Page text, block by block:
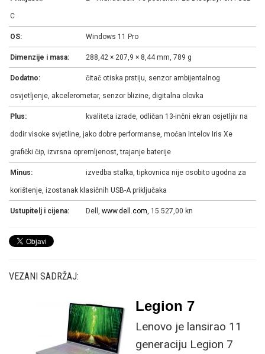
C
OS: Windows 11 Pro
Dimenzije i masa: 288,42 × 207,9 × 8,44 mm, 789 g
Dodatno: čitač otiska prstiju, senzor ambijentalnog
osvjetljenje, akcelerometar, senzor blizine, digitalna olovka
Plus: kvaliteta izrade, odličan 13-inčni ekran osjetljiv na
dodir visoke svjetline, jako dobre performanse, moćan Intelov Iris Xe
grafički čip, izvrsna opremljenost, trajanje baterije
Minus: izvedba stalka, tipkovnica nije osobito ugodna za
korištenje, izostanak klasičnih USB-A priključaka
Ustupitelj i cijena: Dell,www.dell.com, 15.527,00 kn
VEZANI SADRŽAJ:
Legion 7
Lenovo je lansirao 11
generaciju Legion 7